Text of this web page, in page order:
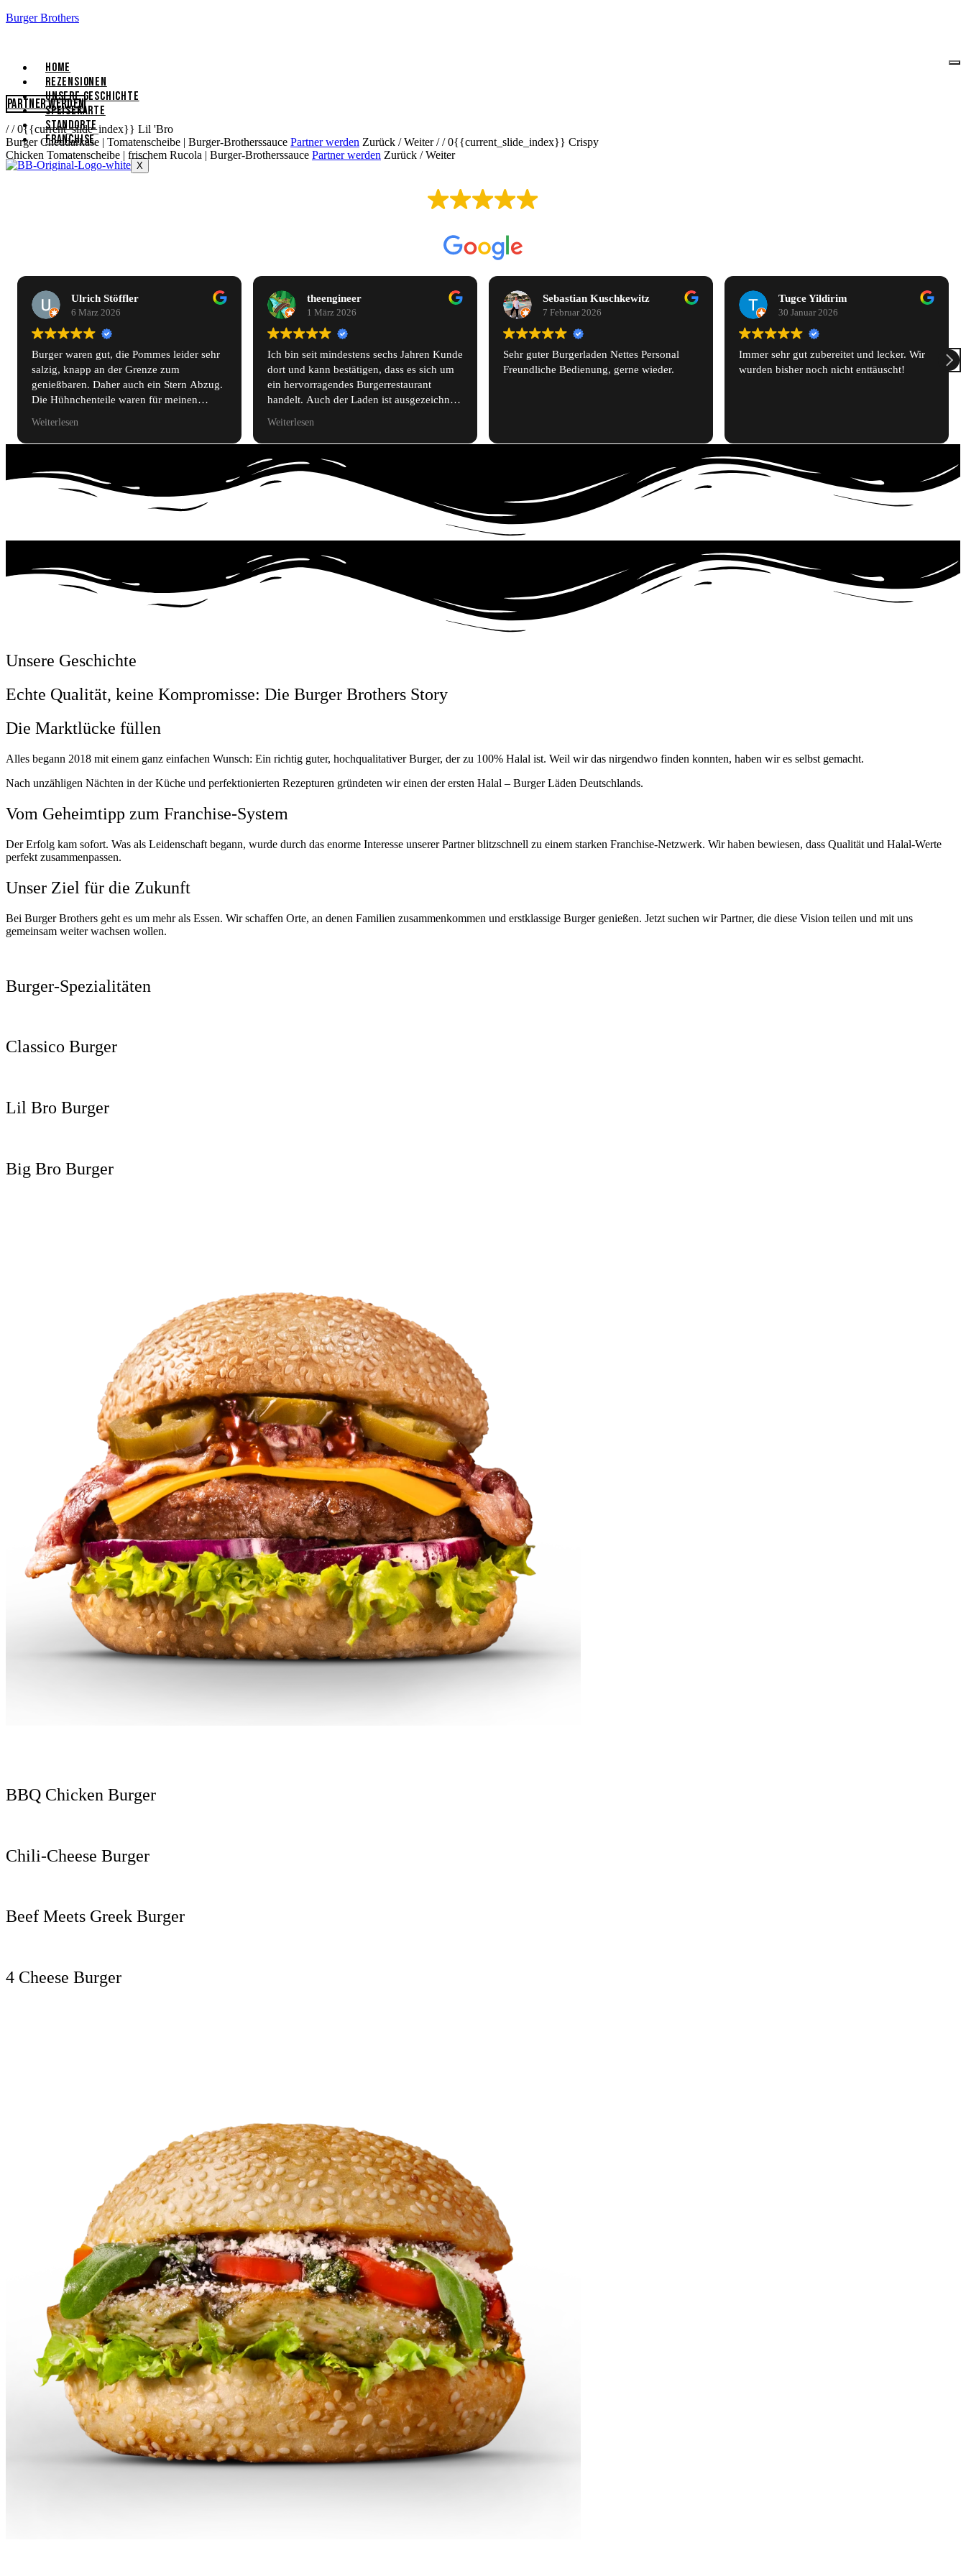
Burger Brothers
HOME
REZENSIONEN
UNSERE GESCHICHTE
SPEISEKARTE
STANDORTE
FRANCHISE
X
Partner werden
/ / 0{{current_slide_index}} Lil 'Bro
Burger Cheddarkäse | Tomatenscheibe | Burger-Brotherssauce Partner werden Zurück / Weiter / / 0{{current_slide_index}} Crispy
Chicken Tomatenscheibe | frischem Rucola | Burger-Brotherssauce Partner werden Zurück / Weiter
theengineer
1 März 2026
Ich bin seit mindestens sechs Jahren Kunde
dort und kann bestätigen, dass es sich um
ein hervorragendes Burgerrestaurant
handelt. Auch der Laden ist ausgezeichnet.
vorhanden.
Weiterlesen
Sebastian Kuschkewitz
7 Februar 2026
Sehr guter Burgerladen Nettes Personal
Freundliche Bedienung, gerne wieder.
Tugce Yildirim
30 Januar 2026
Immer sehr gut zubereitet und lecker. Wir
wurden bisher noch nicht enttäuscht!
Abdulbasset El Fandi
5 Januar 2026
Delicious food, prime location.
Unsere Geschichte
Echte Qualität, keine Kompromisse: Die Burger Brothers Story
Die Marktlücke füllen
Alles begann 2018 mit einem ganz einfachen Wunsch: Ein richtig guter, hochqualitativer Burger, der zu 100% Halal ist. Weil wir das nirgendwo finden konnten, haben wir es selbst gemacht.
Nach unzähligen Nächten in der Küche und perfektionierten Rezepturen gründeten wir einen der ersten Halal – Burger Läden Deutschlands.
Vom Geheimtipp zum Franchise-System
Der Erfolg kam sofort. Was als Leidenschaft begann, wurde durch das enorme Interesse unserer Partner blitzschnell zu einem starken Franchise-Netzwerk. Wir haben bewiesen, dass Qualität und Halal-Werte
perfekt zusammenpassen.
Unser Ziel für die Zukunft
Bei Burger Brothers geht es um mehr als Essen. Wir schaffen Orte, an denen Familien zusammenkommen und erstklassige Burger genießen. Jetzt suchen wir Partner, die diese Vision teilen und mit uns
gemeinsam weiter wachsen wollen.
Burger-Spezialitäten
Classico Burger
Lil Bro Burger
Big Bro Burger
BBQ Chicken Burger
Chili-Cheese Burger
Beef Meets Greek Burger
4 Cheese Burger